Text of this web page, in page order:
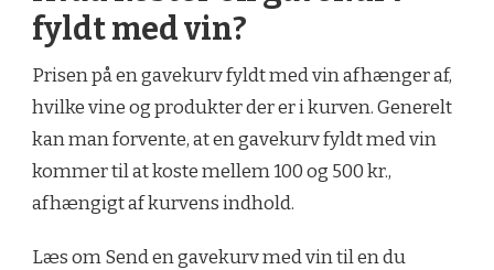
fyldt med vin?
Prisen på en gavekurv fyldt med vin afhænger af,
hvilke vine og produkter der er i kurven. Generelt
kan man forvente, at en gavekurv fyldt med vin
kommer til at koste mellem 100 og 500 kr.,
afhængigt af kurvens indhold.
Læs om Send en gavekurv med vin til en du